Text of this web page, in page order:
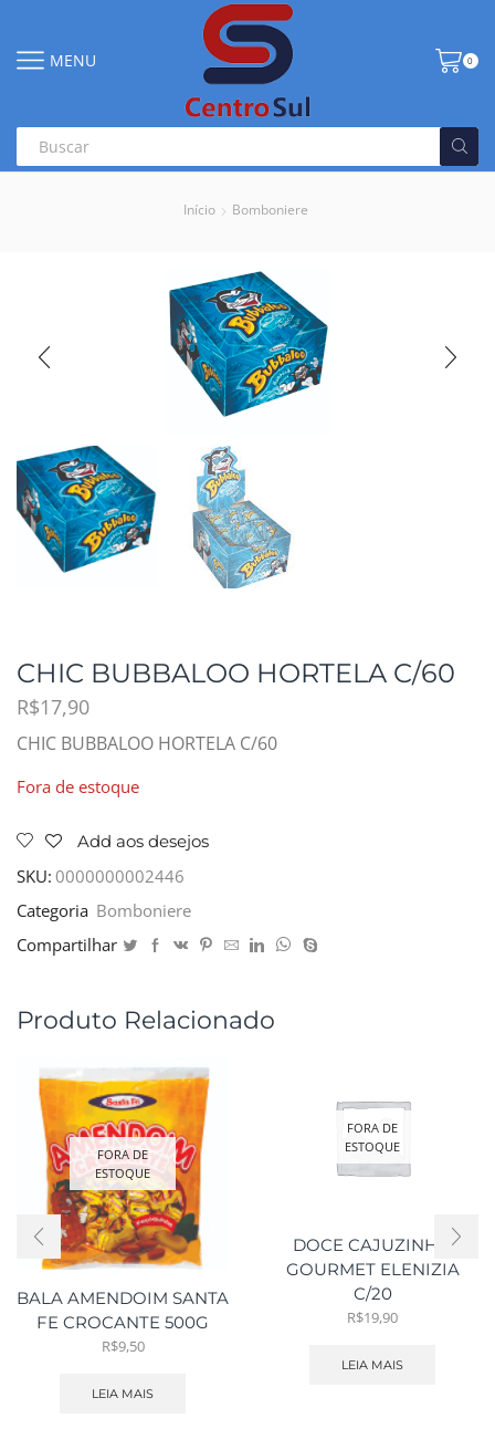
MENU 0
Início Bomboniere
CHIC BUBBALOO HORTELA C/60
R$17,90
CHIC BUBBALOO HORTELA C/60
Fora de estoque
Add aos desejos
SKU: 0000000002446
Categoria Bomboniere
Compartilhar
Produto Relacionado
FORA DE
ESTOQUE
BALA AMENDOIM SANTA
FE CROCANTE 500G
R$9,50
LEIA MAIS
FORA DE
ESTOQUE
DOCE CAJUZINHO
GOURMET ELENIZIA
C/20
R$19,90
LEIA MAIS